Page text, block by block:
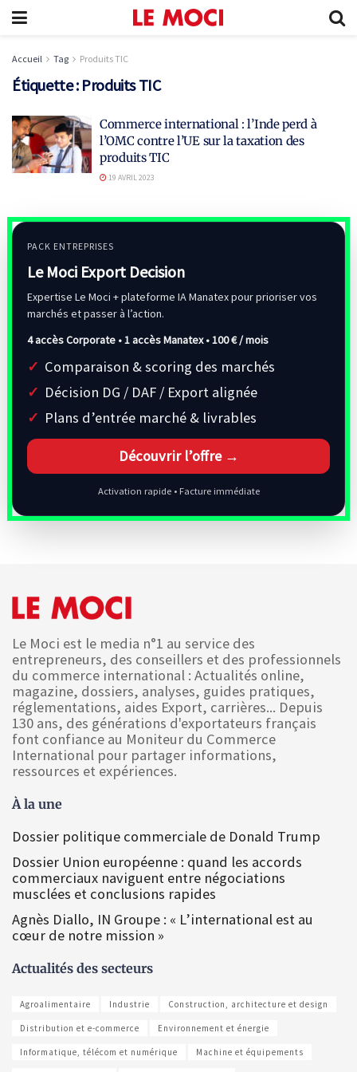
Accueil Tag Produits TIC
Étiquette : Produits TIC
Commerce international : l’Inde perd à
l’OMC contre l’UE sur la taxation des
produits TIC
19 AVRIL 2023
PACK ENTREPRISES
Le Moci Export Decision
Expertise Le Moci + plateforme IA Manatex pour prioriser vos
marchés et passer à l’action.
4 accès Corporate • 1 accès Manatex •100 € / mois
Comparaison & scoring des marchés
Décision DG / DAF / Export alignée
Plans d’entrée marché & livrables
Découvrir l’offre →
Activation rapide • Facture immédiate
Le Moci est le media n°1 au service des
entrepreneurs, des conseillers et des professionnels
du commerce international : Actualités online,
magazine, dossiers, analyses, guides pratiques,
réglementations, aides Export, carrières... Depuis
130 ans, des générations d'exportateurs français
font confiance au Moniteur du Commerce
International pour partager informations,
ressources et expériences.
À la une
Dossier politique commerciale de Donald Trump
Dossier Union européenne : quand les accords
commerciaux naviguent entre négociations
musclées et conclusions rapides
Agnès Diallo, IN Groupe : « L’international est au
cœur de notre mission »
Actualités des secteurs
Agroalimentaire Industrie Construction, architecture et design
Distribution et e-commerce Environnement et énergie
Informatique, télécom et numérique Machine et équipements